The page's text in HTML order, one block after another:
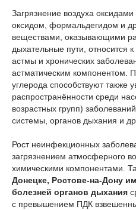
Загрязнение воздуха
оксидом, формальдегидом и
веществами, оказывающими
дыхательные пути, относится
астмы и хронических
астматическим компонентом.
углерода способствуют также
распространённости среди
возрастных групп)
системы, органов дыхания и др.
Рост неинфекционных
загрязнением атмосферного
химическими компонентами.
Донецке, Ростове-на-Дону
болезней органов дыхания
с превышением ПДК